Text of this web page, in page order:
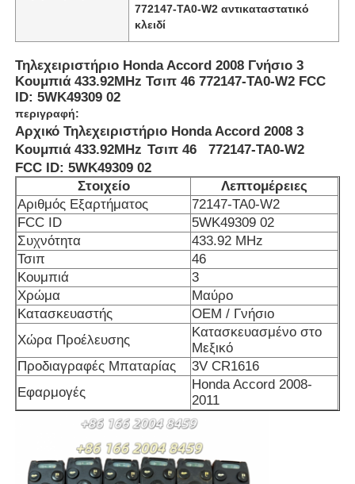
772147-TA0-W2 αντικαταστατικό
κλειδί
Τηλεχειριστήριο Honda Accord 2008 Γνήσιο 3
Κουμπιά 433.92MHz Τσιπ 46 772147-TA0-W2 FCC
ID: 5WK49309 02
περιγραφή:
Αρχικό Τηλεχειριστήριο Honda Accord 2008 3
Κουμπιά 433.92MHz Τσιπ 46 772147-TA0-W2
FCC ID: 5WK49309 02
Στοιχείο
Λεπτομέρειες
Αριθμός Εξαρτήματος
72147-TA0-W2
FCC ID
5WK49309 02
Συχνότητα
433.92 MHz
Τσιπ
46
Κουμπιά
3
Χρώμα
Μαύρο
Κατασκευαστής
OEM / Γνήσιο
Χώρα Προέλευσης
Κατασκευασμένο στο
Μεξικό
Προδιαγραφές Μπαταρίας
3V CR1616
Εφαρμογές
Honda Accord 2008-
2011